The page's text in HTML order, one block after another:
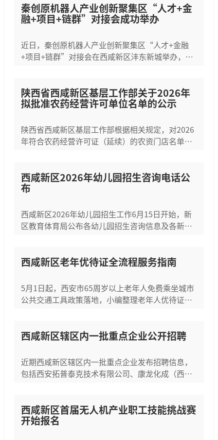
秦创原机器人产业创新聚集区“人才+金
融+项目+链群”对接会成功举办
近日，秦创原机器人产业创新聚集区“人才+金融
+项目+链群”对接会在西咸新区沣东新城举办，由
优质人才项目路演，...
陕西省西咸新区基层工作部关于2026年
拟批准农药经营许可单位名单的公示
陕西省西咸新区基层工作部根据相关规定，对2026
年符合农药经营许可证（延续）的农资门店名单进
西咸新区2026年幼儿园招生咨询电话公
布
西咸新区2026年幼儿园招生工作6月15日开始，新
区教育体育局公布各幼儿园招生咨询信息及各新城
西咸新区老年优待证全流程服务指南
5月1日起，西安市65周岁以上老年人免费乘坐城市
公共交通工具政策落地，小编整理老年人优待证全
强调办理免费、立等可...
西咸新区辖区内一批重点企业公开招聘
近期西咸新区辖区内一批重点企业发布招聘信息，
包括西安拓普泰克技术有限公司、康龙化成（西
门产业领域，同时介绍了...
西咸新区首届无人机产业职工技能挑战赛
开始报名